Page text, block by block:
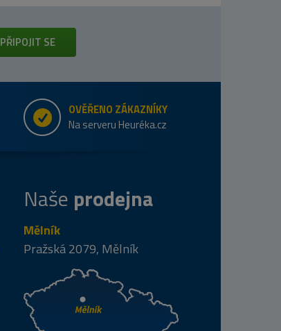
PŘIPOJIT SE
OVĚŘENO ZÁKAZNÍKY
Na serveru Heuréka.cz
Naše prodejna
Mělník
Pražská 2079, Mělník